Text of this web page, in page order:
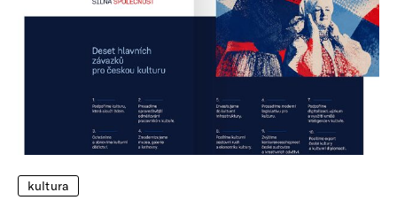
kultura